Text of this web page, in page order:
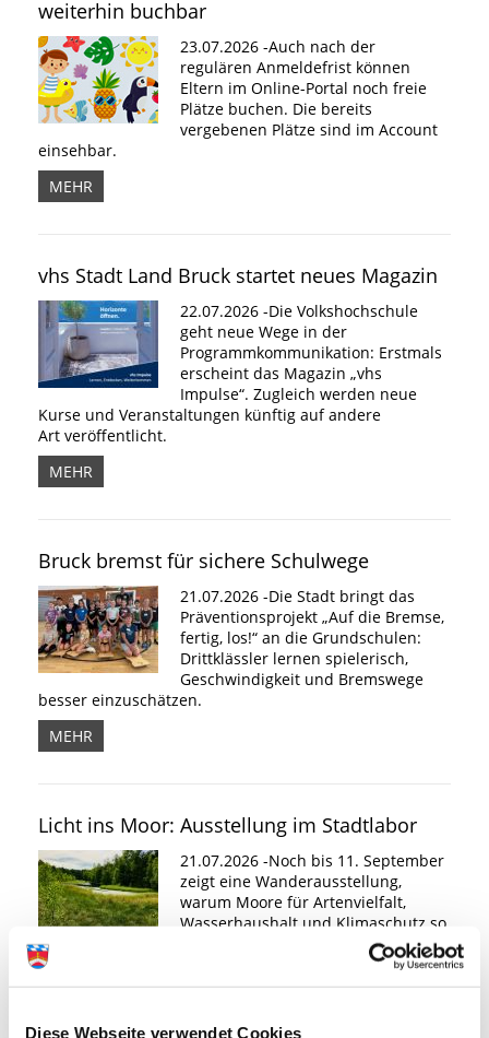
Diese Webseite verwendet Cookies
weiterhin buchbar
23.07.2026 -Auch nach der
regulären Anmeldefrist können
Eltern im Online-Portal noch freie
Plätze buchen. Die bereits
vergebenen Plätze sind im Account
einsehbar.
MEHR
vhs Stadt Land Bruck startet neues Magazin
22.07.2026 -Die Volkshochschule
geht neue Wege in der
Programmkommunikation: Erstmals
erscheint das Magazin „vhs
Impulse“. Zugleich werden neue
Kurse und Veranstaltungen künftig auf andere
Art veröffentlicht.
MEHR
Bruck bremst für sichere Schulwege
21.07.2026 -Die Stadt bringt das
Präventionsprojekt „Auf die Bremse,
fertig, los!“ an die Grundschulen:
Drittklässler lernen spielerisch,
Geschwindigkeit und Bremswege
besser einzuschätzen.
MEHR
Licht ins Moor: Ausstellung im Stadtlabor
21.07.2026 -Noch bis 11. September
zeigt eine Wanderausstellung,
warum Moore für Artenvielfalt,
Wasserhaushalt und Klimaschutz so
wichtig sind – gerade auch in und
um Fürstenfeldbruck.